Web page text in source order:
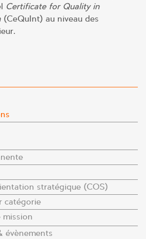
Certificate for Quality in
(CeQuInt) au niveau des
stratégique (COS)
catégorie
mission
évènements